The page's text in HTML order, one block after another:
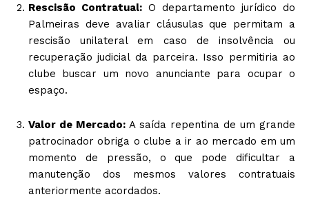
Rescisão Contratual: O departamento jurídico do
Palmeiras deve avaliar cláusulas que permitam a
rescisão unilateral em caso de insolvência ou
recuperação judicial da parceira. Isso permitiria ao
clube buscar um novo anunciante para ocupar o
espaço.
Valor de Mercado: A saída repentina de um grande
patrocinador obriga o clube a ir ao mercado em um
momento de pressão, o que pode dificultar a
manutenção dos mesmos valores contratuais
anteriormente acordados.